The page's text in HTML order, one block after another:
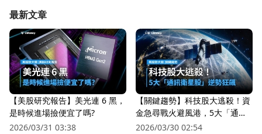
最新文章
【美股研究報告】美光連 6 黑，
是時候進場撿便宜了嗎?
2026/03/31 03:38
【關鍵趨勢】科技股大逃殺！資
金急尋戰火避風港，5大「通訊
衛星股」逆勢狂飆
2026/03/30 02:54